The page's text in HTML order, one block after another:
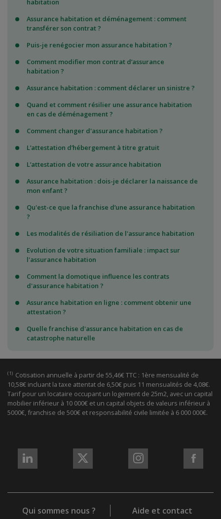
habitation
Assurance habitation et déménagement : comment
transférer son contrat ?
Puis-je renégocier mon assurance habitation ?
Comment modifier mon contrat d’assurance
habitation ?
Assurance habitation : comment déclarer un sinistre ?
Quand et comment résilier une assurance habitation
en cas de déménagement ?
Comment changer d'assurance habitation ?
L’attestation d’hébergement à titre gratuit
L’attestation de votre assurance habitation
Assurance habitation : dois-je déclarer la naissance de
mon enfant ?
Qu'est-ce que la franchise d’une assurance habitation
?
Les modalités de résiliation de l'assurance habitation
Evolution de votre situation familiale : impact sur
l'assurance habitation
Comment la domotique influence les contrats
d'assurance habitation ?
Assurance habitation en ligne : comment obtenir une
attestation ?
Quelle franchise d'assurance habitation en cas de
catastrophe naturelle
(1) Cotisation annuelle à partir de 55,46€ TTC : 1ère mensualité de
10,58€ incluant la taxe attentat de 6,50€ puis 11 mensualités de 4,08€.
Tarif pour un locataire occupant un logement de 25m2, avec un capital
mobilier inférieur à 10 000€ et un capital objets de valeurs inférieur à
5000€, franchise de 500€ et responsabilité civile limitée à 6 000 000€.
REJOIGNEZ-
REJOIGNEZ-
Qui sommes nous ? Aide et contact